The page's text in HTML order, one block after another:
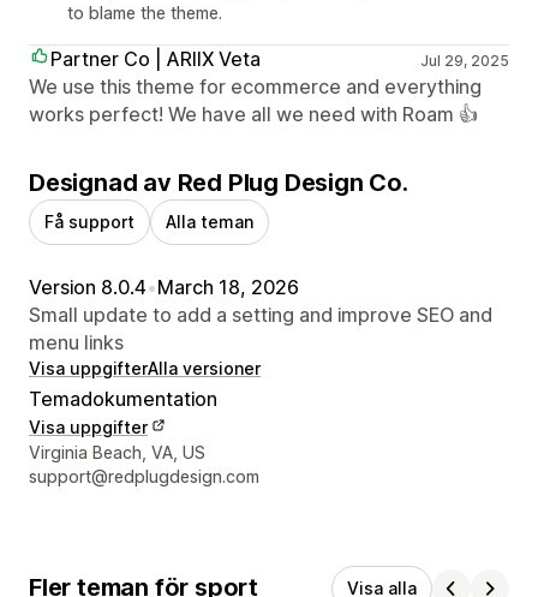
to blame the theme.
Partner Co | ARIIX Veta Jul 29, 2025
We use this theme for ecommerce and everything
works perfect! We have all we need with Roam 👍
Designad av Red Plug Design Co.
Få support Alla teman
Version 8.0.4•March 18, 2026
Small update to add a setting and improve SEO and
menu links
Visa uppgifterAlla versioner
Temadokumentation
Visa uppgifter
Designerns kontaktuppgifter
Virginia Beach, VA, US
support@redplugdesign.com
Fler teman för sport Visa alla